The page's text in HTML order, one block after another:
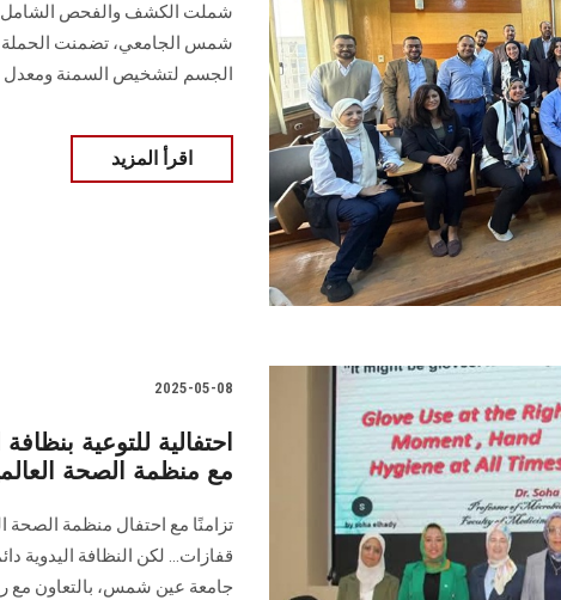
شملت الكشف والفحص الشامل
شمس الجامعي، تضمنت الحملة
الجسم لتشخيص السمنة ومعدل
اقرأ المزيد
2025-05-08
احتفالية للتوعية
مع منظمة الصحة
تزامنًا مع احتفال منظمة الصحة
قفازات... لكن النظافة اليدوية
جامعة عين شمس، بالتعاون مع